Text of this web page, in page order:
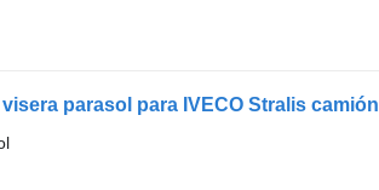
visera parasol para IVECO Stralis camión